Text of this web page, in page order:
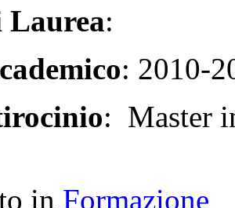
Laurea:
: 2010-
: Master
in Formazione